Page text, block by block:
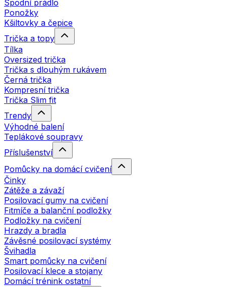
Spodní prádlo
Ponožky
Kšiltovky a čepice
Trička a topy
Tílka
Oversized trička
Trička s dlouhým rukávem
Černá trička
Kompresní trička
Trička Slim fit
Trendy
Výhodné balení
Teplákové soupravy
Příslušenství
Pomůcky na domácí cvičení
Činky
Zátěže a závaží
Posilovací gumy na cvičení
Fitmíče a balanční podložky
Podložky na cvičení
Hrazdy a bradla
Závěsné posilovací systémy
Švihadla
Smart pomůcky na cvičení
Posilovací klece a stojany
Domácí trénink ostatní